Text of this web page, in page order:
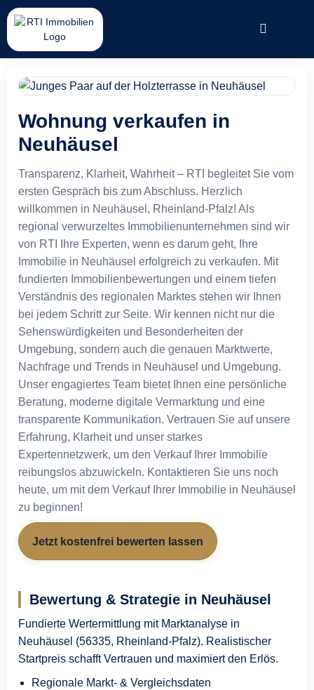
Wohnung verkaufen in
Neuhäusel
Transparenz, Klarheit, Wahrheit – RTI begleitet Sie vom
ersten Gespräch bis zum Abschluss. Herzlich
willkommen in Neuhäusel, Rheinland-Pfalz! Als
regional verwurzeltes Immobilienunternehmen sind wir
von RTI Ihre Experten, wenn es darum geht, Ihre
Immobilie in Neuhäusel erfolgreich zu verkaufen. Mit
fundierten Immobilienbewertungen und einem tiefen
Verständnis des regionalen Marktes stehen wir Ihnen
bei jedem Schritt zur Seite. Wir kennen nicht nur die
Sehenswürdigkeiten und Besonderheiten der
Umgebung, sondern auch die genauen Marktwerte,
Nachfrage und Trends in Neuhäusel und Umgebung.
Unser engagiertes Team bietet Ihnen eine persönliche
Beratung, moderne digitale Vermarktung und eine
transparente Kommunikation. Vertrauen Sie auf unsere
Erfahrung, Klarheit und unser starkes
Expertennetzwerk, um den Verkauf Ihrer Immobilie
reibungslos abzuwickeln. Kontaktieren Sie uns noch
heute, um mit dem Verkauf Ihrer Immobilie in Neuhäusel
zu beginnen!
Jetzt kostenfrei bewerten lassen
Bewertung & Strategie in Neuhäusel
Fundierte Wertermittlung mit Marktanalyse in
Neuhäusel (56335, Rheinland-Pfalz). Realistischer
Startpreis schafft Vertrauen und maximiert den Erlös.
Regionale Markt- & Vergleichsdaten